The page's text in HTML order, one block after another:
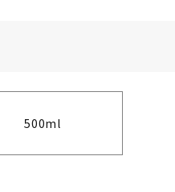
500ml